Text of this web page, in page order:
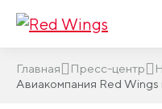
Главная Пресс-центр
Авиакомпания Red